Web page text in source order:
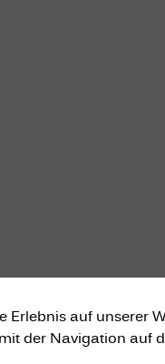
auf unserer
der Navigation auf